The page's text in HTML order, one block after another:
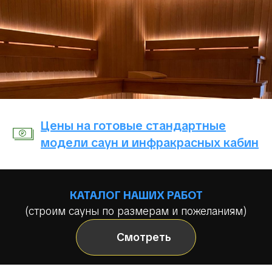
Цены на готовые стандартные
модели саун и инфракрасных кабин
КАТАЛОГ НАШИХ РАБОТ
(строим сауны по размерам и пожеланиям)
Смотреть